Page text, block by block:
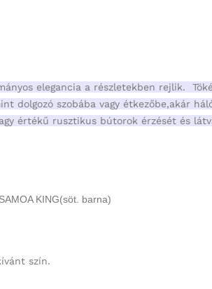
elegancia a részletekben rejlik.
dolgozó szobába vagy étkezőbe,akár
értékű rusztikus bútorok érzését és
KING(söt. barna)
szín.